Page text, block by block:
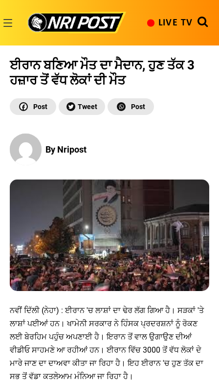
content
LIVE TV
ਈਰਾਨ ਬਣਿਆ ਮੌਤ ਦਾ ਮੈਦਾਨ, ਹੁਣ ਤੱਕ 3
ਹਜ਼ਾਰ ਤੋਂ ਵੱਧ ਲੋਕਾਂ ਦੀ ਮੌਤ
By Nripost
ਨਵੀਂ ਦਿੱਲੀ (ਨੇਹਾ) : ਈਰਾਨ 'ਚ ਲਾਸ਼ਾਂ ਦਾ ਢੇਰ ਲੱਗ ਗਿਆ ਹੈ। ਸੜਕਾਂ 'ਤੇ
ਲਾਸ਼ਾਂ ਪਈਆਂ ਹਨ। ਖਾਮੇਨੀ ਸਰਕਾਰ ਨੇ ਹਿੰਸਕ ਪ੍ਰਦਰਸ਼ਨਾਂ ਨੂੰ ਰੋਕਣ
ਲਈ ਬੇਰਹਿਮ ਪਹੁੰਚ ਅਪਣਾਈ ਹੈ। ਇਰਾਨ ਤੋਂ ਵਾਲ ਉਗਾਉਣ ਦੀਆਂ
ਵੀਡੀਓ ਸਾਹਮਣੇ ਆ ਰਹੀਆਂ ਹਨ। ਈਰਾਨ ਵਿੱਚ 3000 ਤੋਂ ਵੱਧ ਲੋਕਾਂ ਦੇ
ਮਾਰੇ ਜਾਣ ਦਾ ਦਾਅਵਾ ਕੀਤਾ ਜਾ ਰਿਹਾ ਹੈ। ਇਹ ਈਰਾਨ 'ਚ ਹੁਣ ਤੱਕ ਦਾ
ਸਭ ਤੋਂ ਵੱਡਾ ਕਤਲੇਆਮ ਮੰਨਿਆ ਜਾ ਰਿਹਾ ਹੈ।